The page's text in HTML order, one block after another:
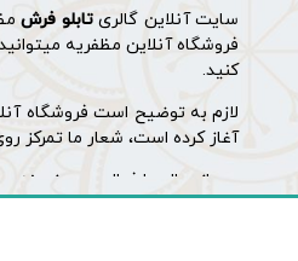
سایت آنلاین گالریتابلو فرش
فروشگاه آنلاین مظفریه میتوانید از بین بیش از 1000 نوع تابلو فرش که حاصل زحمات
کنید.
لازم به توضیح است فروشگاه
آغاز کرده است، شعار ما تمرکز
بعد از سال ها فعالیت در
در بافت و تولید میباشند و این